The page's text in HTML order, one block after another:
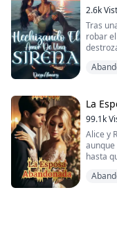
Pa...
2.6k
Tras
robar
la
La
99.1k
Alice y
aunque
hasta
que ni
quería